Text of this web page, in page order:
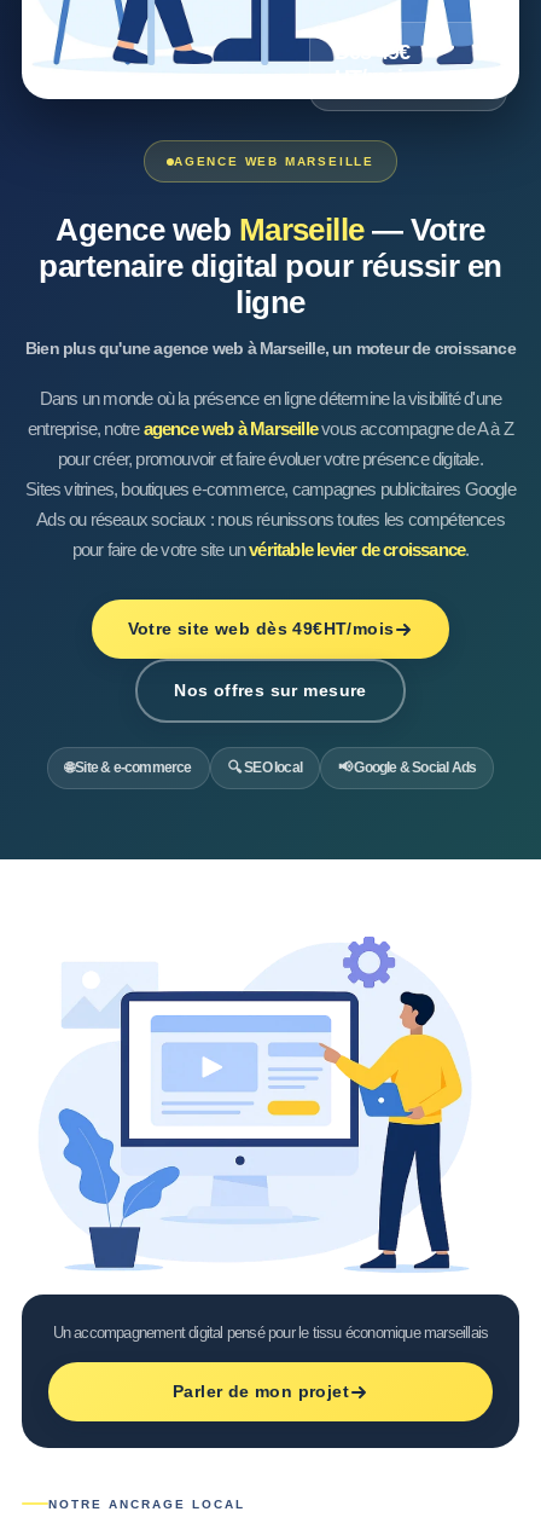
AGENCE WEB MARSEILLE
Agence web Marseille— Votre
partenaire digital pour réussir en
ligne
Bien plus qu'une agence web à Marseille, un moteur de croissance
Dans un monde où la présence en ligne détermine la visibilité d'une
entreprise, notreagence web à Marseillevous accompagne de A à Z
pour créer, promouvoir et faire évoluer votre présence digitale.
Sites vitrines, boutiques e-commerce, campagnes publicitaires Google
Ads ou réseaux sociaux : nous réunissons toutes les compétences
pour faire de votre site unvéritable levier de croissance.
Votre site web dès 49€HT/mois
Nos offres sur mesure
🌐 Site & e-commerce 🔍 SEO local 📢 Google & Social Ads
Dès 49€
Un accompagnement digital pensé pour le tissu économique marseillais
Parler de mon projet
NOTRE ANCRAGE LOCAL